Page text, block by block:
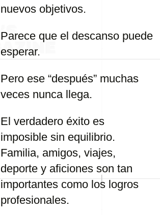
nuevos objetivos.
Parece que el descanso puede
esperar.
Pero ese “después” muchas
veces nunca llega.
El verdadero éxito es
imposible sin equilibrio.
Familia, amigos, viajes,
deporte y aficiones son tan
importantes como los logros
profesionales.